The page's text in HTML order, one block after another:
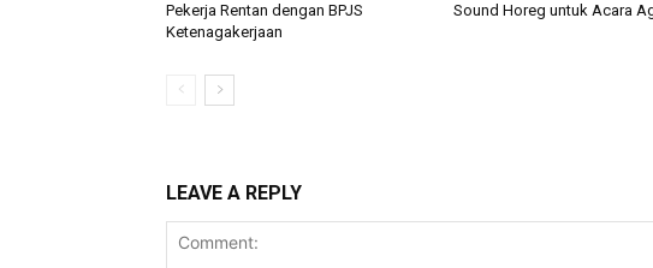
Pekerja Rentan dengan BPJS
Ketenagakerjaan
Sound Horeg untuk Acara
LEAVE A REPLY